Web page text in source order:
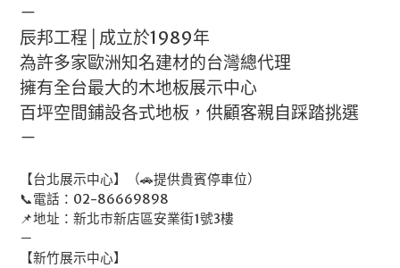
－
辰邦工程│成立於1989年
為許多家歐洲知名建材的台灣總代理
擁有全台最大的木地板展示中心
百坪空間鋪設各式地板，供顧客親自踩踏挑選
－
【台北展示中心】（🚗提供貴賓停車位）
📞電話：02-86669898
📌地址：新北市新店區安業街1號3樓
－
【新竹展示中心】